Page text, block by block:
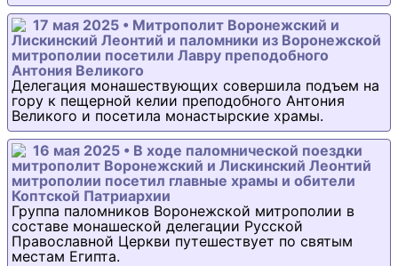
17 мая 2025 • Митрополит Воронежский и
Лискинский Леонтий и паломники из Воронежской
митрополии посетили Лавру преподобного
Антония Великого
Делегация монашествующих совершила подъем на
гору к пещерной келии преподобного Антония
Великого и посетила монастырские храмы.
16 мая 2025 • В ходе паломнической поездки
митрополит Воронежский и Лискинский Леонтий
митрополии посетил главные храмы и обители
Коптской Патриархии
Группа паломников Воронежской митрополии в
составе монашеской делегации Русской
Православной Церкви путешествует по святым
местам Египта.